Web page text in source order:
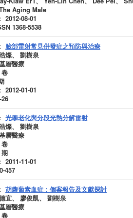
Aging Male
2012-08-01
1368-5538
臉部雷射常見併發症之預防與治療
燦、 劉樹泉
層醫療
卷
2012-01-01
光學老化與分段光熱分解雷射
燦、 劉樹泉
層醫療
卷
期
2011-11-01
457
胡蘿蔔素血症：個案報告及文獻探討
宜、 廖俊凱、 劉樹泉
層醫療
卷